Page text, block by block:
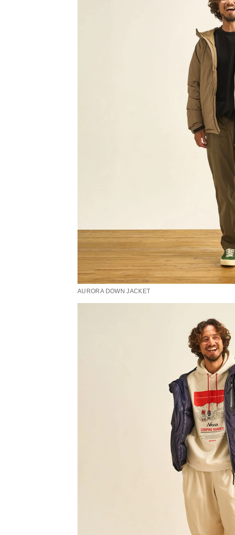
AURORA DOWN JACKET